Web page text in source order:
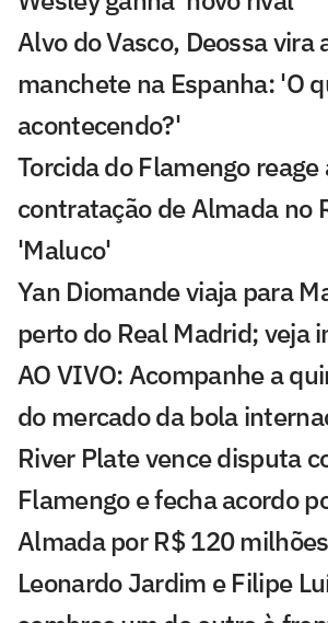
Alvo do Vasco, Deossa vira
manchete na Espanha: 'O
acontecendo?'
Torcida do Flamengo reage
contratação de Almada no
'Maluco'
Yan Diomande viaja para
perto do Real Madrid; veja
AO VIVO: Acompanhe a
do mercado da bola
River Plate vence disputa
Flamengo e fecha acordo
Almada por R$ 120 milhões
Leonardo Jardim e Filipe